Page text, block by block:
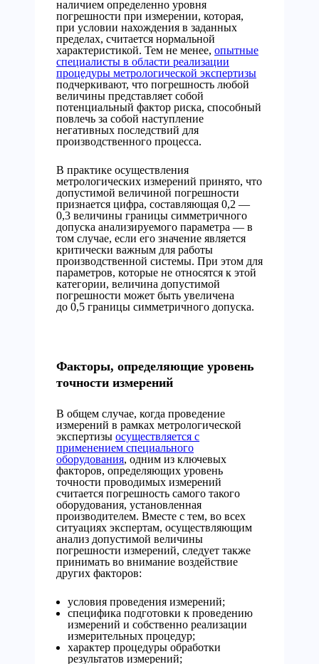
наличием определенно уровня
погрешности при измерении, которая,
при условии нахождения в заданных
пределах, считается нормальной
характеристикой. Тем не менее, опытные
специалисты в области реализации
процедуры метрологической экспертизы
подчеркивают, что погрешность любой
величины представляет собой
потенциальный фактор риска, способный
повлечь за собой наступление
негативных последствий для
производственного процесса.
В практике осуществления
метрологических измерений принято, что
допустимой величиной погрешности
признается цифра, составляющая 0,2 —
0,3 величины границы симметричного
допуска анализируемого параметра — в
том случае, если его значение является
критически важным для работы
производственной системы. При этом для
параметров, которые не относятся к этой
категории, величина допустимой
погрешности может быть увеличена
до 0,5 границы симметричного допуска.
Факторы, определяющие уровень
точности измерений
В общем случае, когда проведение
измерений в рамках метрологической
экспертизы осуществляется с
применением специального
оборудования, одним из ключевых
факторов, определяющих уровень
точности проводимых измерений
считается погрешность самого такого
оборудования, установленная
производителем. Вместе с тем, во всех
ситуациях экспертам, осуществляющим
анализ допустимой величины
погрешности измерений, следует также
принимать во внимание воздействие
других факторов:
условия проведения измерений;
специфика подготовки к проведению
измерений и собственно реализации
измерительных процедур;
характер процедуры обработки
результатов измерений;